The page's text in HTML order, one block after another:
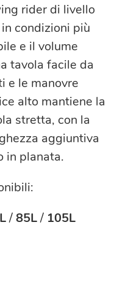
rider di livello
condizioni più
e il volume
tavola facile da
e le manovre
alto mantiene la
stretta, con la
aggiuntiva
in planata.
/85L/ 105L